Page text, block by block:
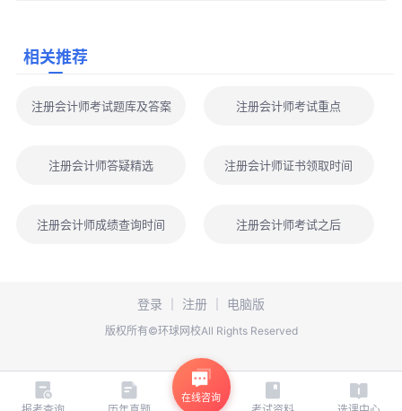
等，考生可点击“
相关推荐
注册会计师考试题库及答案 注册会计师考试重点
注册会计师答疑精选 注册会计师证书领取时间
注册会计师成绩查询时间 注册会计师考试之后
登录 注册 电脑版
版权所有©环球网校All Rights Reserved
在线咨询